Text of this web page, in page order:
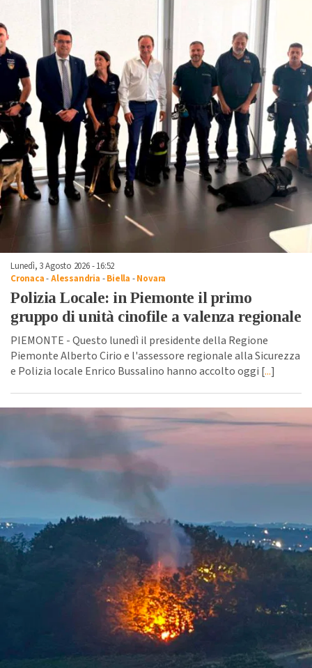
Lunedì, 3 Agosto 2026 - 16:52
Cronaca-Alessandria -Biella -Novara
Polizia Locale: in Piemonte il primo
gruppo di unità cinofile a valenza regionale
PIEMONTE - Questo lunedì il presidente della Regione
Piemonte Alberto Cirio e l'assessore regionale alla Sicurezza
e Polizia locale Enrico Bussalino hanno accolto oggi [...]